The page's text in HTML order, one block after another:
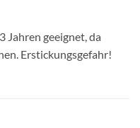
geeignet, da
Erstickungsgefahr!